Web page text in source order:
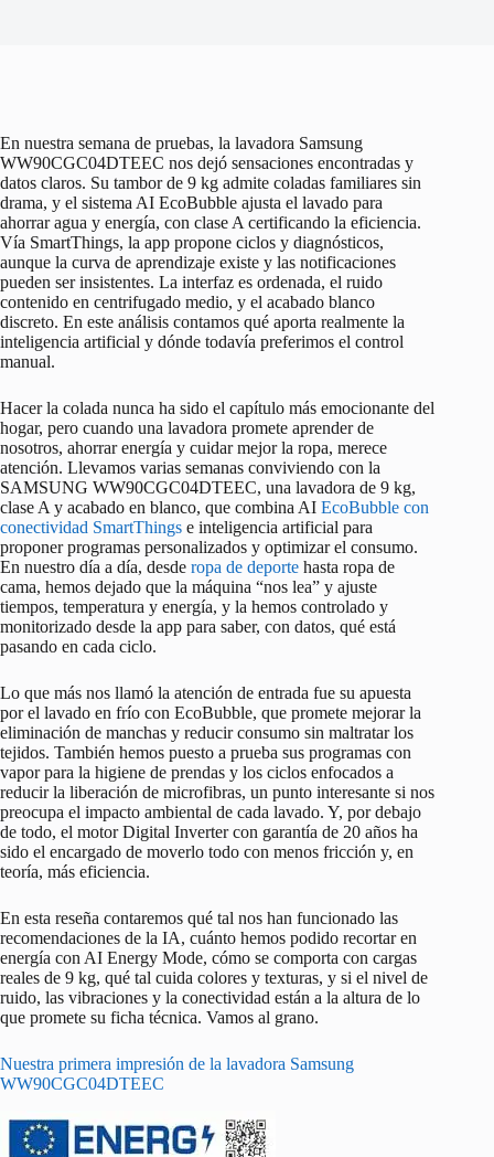
En nuestra semana de pruebas, la lavadora Samsung
WW90CGC04DTEEC nos dejó sensaciones encontradas y
datos claros. Su tambor de 9 kg admite coladas familiares sin
drama, y el sistema AI EcoBubble ajusta el lavado para
ahorrar agua y energía, con clase A certificando la eficiencia.
Vía SmartThings, la app propone ciclos y diagnósticos,
aunque la curva de aprendizaje existe y las notificaciones
pueden ser insistentes. La interfaz es ordenada, el ruido
contenido en centrifugado medio, y el acabado blanco
discreto. En este análisis contamos qué aporta realmente la
inteligencia artificial y dónde todavía preferimos el control
manual.
Hacer la colada nunca ha sido el capítulo más emocionante del
hogar, pero cuando una lavadora promete aprender de
nosotros, ahorrar energía y cuidar mejor la ropa, merece
atención. Llevamos varias semanas conviviendo con la
SAMSUNG WW90CGC04DTEEC, una lavadora de 9 kg,
clase A y acabado en blanco, que combina AI EcoBubble con
conectividad SmartThings e inteligencia artificial para
proponer programas personalizados y optimizar el consumo.
En nuestro día a día, desde ropa de deporte hasta ropa de
cama, hemos dejado que la máquina “nos lea” y ajuste
tiempos, temperatura y energía, y la hemos controlado y
monitorizado desde la app para saber, con datos, qué está
pasando en cada ciclo.
Lo que más nos llamó la atención de entrada fue su apuesta
por el lavado en frío con EcoBubble, que promete mejorar la
eliminación de manchas y reducir consumo sin maltratar los
tejidos. También hemos puesto a prueba sus programas con
vapor para la higiene de prendas y los ciclos enfocados a
reducir la liberación de microfibras, un punto interesante si nos
preocupa el impacto ambiental de cada lavado. Y, por debajo
de todo, el motor Digital Inverter con garantía de 20 años ha
sido el encargado de moverlo todo con menos fricción y, en
teoría, más eficiencia.
En esta reseña contaremos qué tal nos han funcionado las
recomendaciones de la IA, cuánto hemos podido recortar en
energía con AI Energy Mode, cómo se comporta con cargas
reales de 9 kg, qué tal cuida colores y texturas, y si el nivel de
ruido, las vibraciones y la conectividad están a la altura de lo
que promete su ficha técnica. Vamos al grano.
Nuestra primera impresión de la lavadora Samsung
WW90CGC04DTEEC